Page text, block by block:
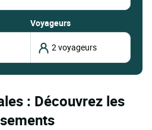
Voyageurs
: Découvrez les